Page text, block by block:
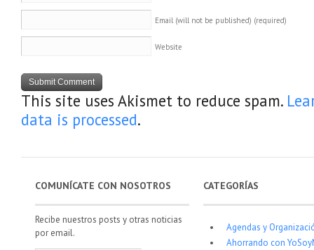
Email (will not be published) (required)
Website
This site uses Akismet to reduce spam.
data is processed.
COMUNÍCATE CON NOSOTROS
Recibe nuestros posts y otras noticias
por email.
CATEGORÍAS
Agendas y
Ahorrando con